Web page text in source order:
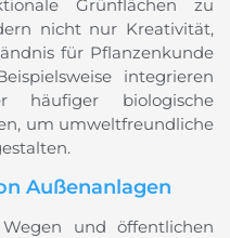
Grünflächen zu
nicht nur Kreativität,
für Pflanzenkunde
integrieren
häufiger biologische
um umweltfreundliche
Außenanlagen
und öffentlichen